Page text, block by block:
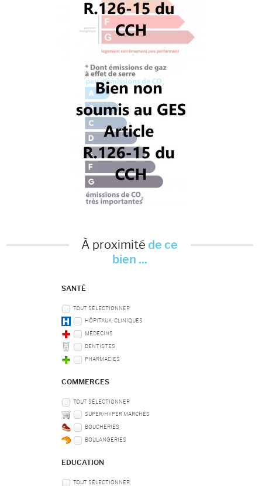
À proximitéde ce
bien ...
SANTÉ
TOUT SÉLECTIONNER
HÔPITAUX, CLINIQUES
MÉDECINS
DENTISTES
PHARMACIES
COMMERCES
TOUT SÉLECTIONNER
SUPER/HYPER MARCHÉS
BOUCHERIES
BOULANGERIES
EDUCATION
TOUT SÉLECTIONNER